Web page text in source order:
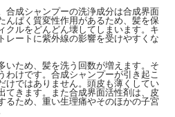
合成シャンプーの洗浄成分は合成界面
んぱく質変性作用があるため、髪を保
クルをどんどん壊してしまいます。キ
レートに紫外線の影響を受けやすくな
いため、髪を洗う回数が増えます。そ
わけです。合成シャンプーが引き起こ
けではありません。頭皮も薄くしてい
てきます。また合成界面活性剤は、皮
るため、重い生理痛やそのほかの子宮